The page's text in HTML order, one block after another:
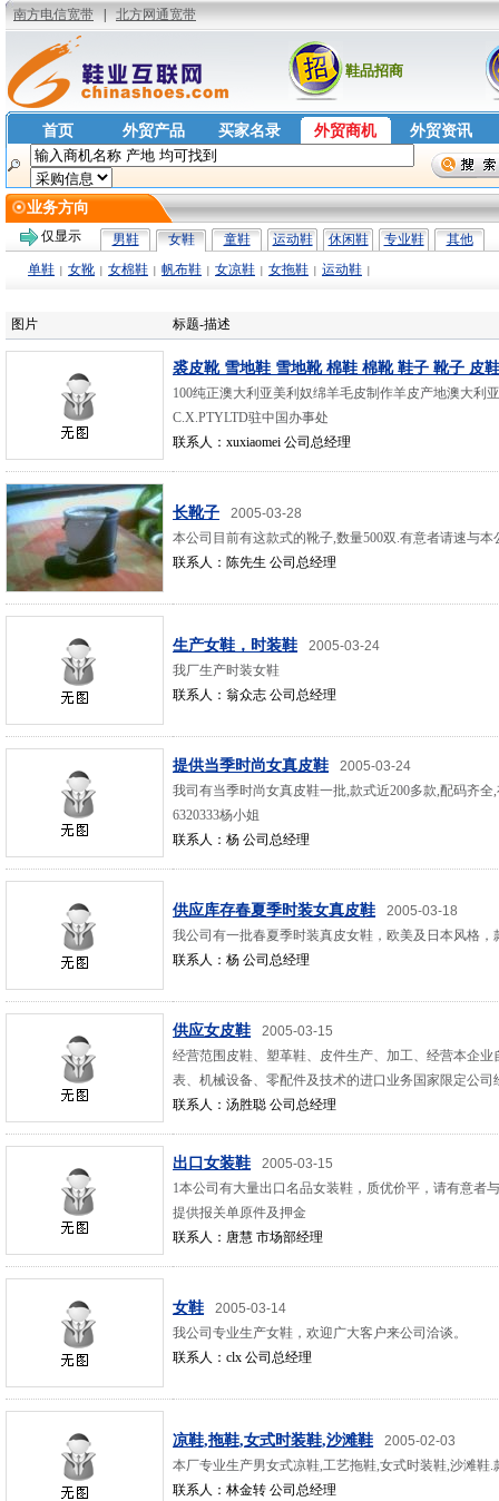
鞋品招商
首页 外贸产品 买家名录 外贸商机 外贸资讯
业务方向
仅显示 男鞋 女鞋 童鞋 运动鞋 休闲鞋 专业鞋
其他
单鞋
女靴 女棉鞋 帆布鞋 女凉鞋 女拖鞋 运动鞋
图片 标题-描述
裘皮靴 雪地鞋 雪地靴 棉鞋 棉靴 鞋子 靴子 皮
100纯正澳大利亚美利奴绵羊毛皮制作羊皮产地澳大利
C.X.PTYLTD驻中国办事处
联系人：xuxiaomei 公司总经理
长靴子
2005-03-28
本公司目前有这款式的靴子,数量500双.有意者请速与本
联系人：陈先生 公司总经理
生产女鞋，时装鞋
2005-03-24
我厂生产时装女鞋
联系人：翁众志 公司总经理
提供当季时尚女真皮鞋
2005-03-24
我司有当季时尚女真皮鞋一批,款式近200多款,配码齐
6320333杨小姐
联系人：杨 公司总经理
供应库存春夏季时装女真皮鞋
2005-03-18
我公司有一批春夏季时装真皮女鞋，欧美及日本风格
联系人：杨 公司总经理
供应女皮鞋
2005-03-15
经营范围皮鞋、塑革鞋、皮件生产、加工、经营本企
表、机械设备、零配件及技术的进口业务国家限定公
联系人：汤胜聪 公司总经理
出口女装鞋
2005-03-15
1本公司有大量出口名品女装鞋，质优价平，请有意者
提供报关单原件及押金
联系人：唐慧 市场部经理
女鞋
2005-03-14
我公司专业生产女鞋，欢迎广大客户来公司洽谈。
联系人：clx 公司总经理
凉鞋,拖鞋,女式时装鞋,沙滩鞋
2005-02-03
本厂专业生产男女式凉鞋,工艺拖鞋,女式时装鞋,沙滩鞋
联系人：林金转 公司总经理